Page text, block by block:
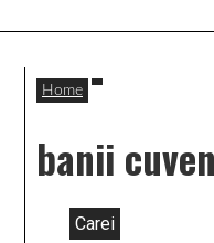
Home
banii
Carei